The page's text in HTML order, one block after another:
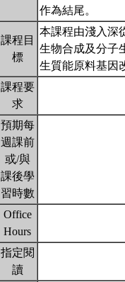
作為結尾。
課程目
標
本課程由淺入深
生物合成及分子
生質能原料基因
課程要
求
預期每
週課前
或/與
課後學
習時數
Office
Hours
指定閱
讀